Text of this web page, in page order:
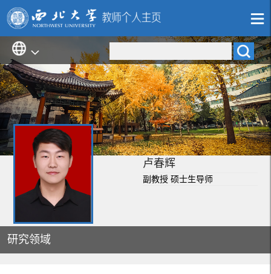
卢春辉
副教授 硕士生导师
研究领域